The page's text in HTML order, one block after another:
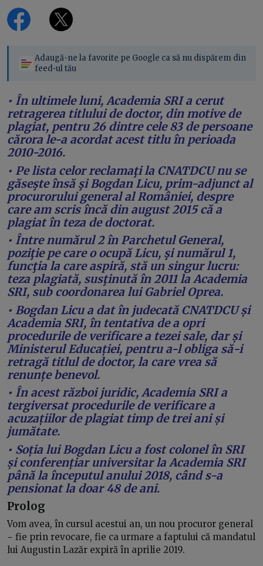
Adaugă-ne la favorite pe Google ca să nu dispărem din
feed-ul tău
• În ultimele luni, Academia SRI a cerut
retragerea titlului de doctor, din motive de
plagiat, pentru 26 dintre cele 83 de persoane
cărora le-a acordat acest titlu în perioada
2010-2016.
• Pe lista celor reclamaţi la CNATDCU nu se
găseşte însă şi Bogdan Licu, prim-adjunct al
procurorului general al României, despre
care am scris încă din august 2015 că a
plagiat în teza de doctorat.
• Între numărul 2 în Parchetul General,
poziţie pe care o ocupă Licu, şi numărul 1,
funcţia la care aspiră, stă un singur lucru:
teza plagiată, susţinută în 2011 la Academia
SRI, sub coordonarea lui Gabriel Oprea.
• Bogdan Licu a dat în judecată CNATDCU și
Academia SRI, în tentativa de a opri
procedurile de verificare a tezei sale, dar și
Ministerul Educației, pentru a-l obliga să-i
retragă titlul de doctor, la care vrea să
renunțe benevol.
• În acest război juridic, Academia SRI a
tergiversat procedurile de verificare a
acuzațiilor de plagiat timp de trei ani și
jumătate.
• Soția lui Bogdan Licu a fost colonel în SRI
și conferențiar universitar la Academia SRI
până la începutul anului 2018, când s-a
pensionat la doar 48 de ani.
Prolog
Vom avea, în cursul acestui an, un nou procuror general
− fie prin revocare, fie ca urmare a faptului că mandatul
lui Augustin Lazăr expiră în aprilie 2019.